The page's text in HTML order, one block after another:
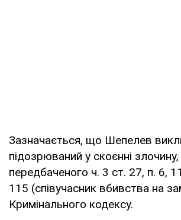
Зазначається, що Шепелев
підозрюваний у скоєнні злочину,
передбаченого ч. 3 ст. 27, п. 6,
115 (співучасник вбивства на
Кримінального кодексу.